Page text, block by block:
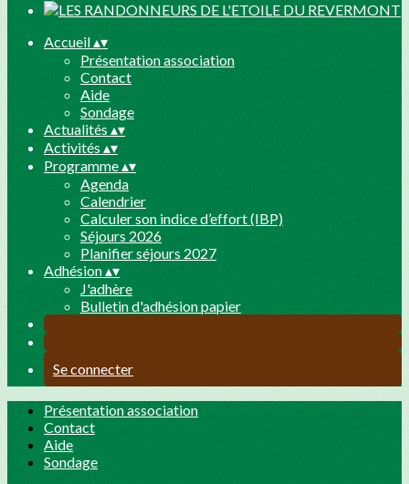
Accueil▴▾
Présentation association
Contact
Aide
Sondage
Actualités ▴▾
Activités ▴▾
Programme▴▾
Agenda
Calendrier
Calculer son indice d’effort (IBP)
Séjours 2026
Planifier séjours 2027
Adhésion▴▾
J'adhère
Bulletin d'adhésion papier
Se connecter
Présentation association
Contact
Aide
Sondage